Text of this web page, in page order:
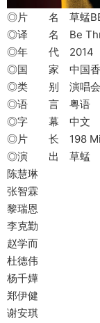
◎片 名 草蜢BE
◎译 名 Be
◎年 代 2014
◎国 家 中国香
◎类 别 演唱会
◎语 言 粤语
◎字 幕 中文
◎片 长 198
◎演 出 草蜢
陈慧琳
张智霖
黎瑞恩
李克勤
赵学而
杜德伟
杨千嬅
郑伊健
谢安琪